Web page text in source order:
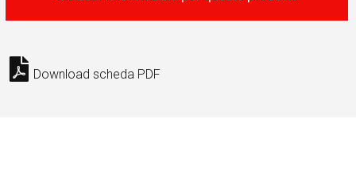
Download scheda PDF